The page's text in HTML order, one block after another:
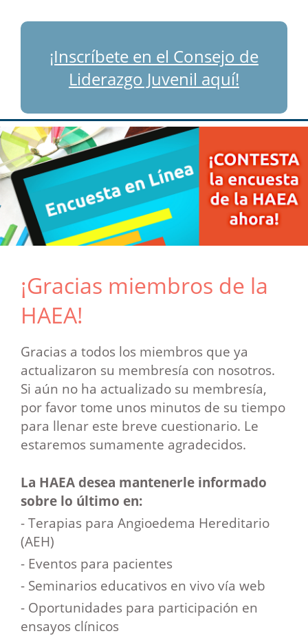
¡Inscríbete en el Consejo de
Liderazgo Juvenil aquí!
¡Gracias miembros de la
HAEA!
Gracias a todos los miembros que ya
actualizaron su membresía con nosotros.
Si aún no ha actualizado su membresía,
por favor tome unos minutos de su tiempo
para llenar este breve cuestionario. Le
estaremos sumamente agradecidos.
La HAEA desea mantenerle informado
sobre lo último en:
- Terapias para Angioedema Hereditario
(AEH)
- Eventos para pacientes
- Seminarios educativos en vivo vía web
- Oportunidades para participación en
ensayos clínicos